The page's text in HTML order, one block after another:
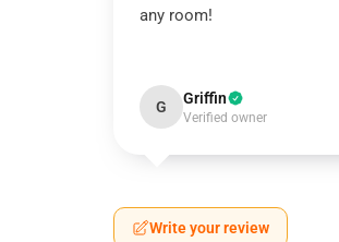
any room!
G Griffin
Verified owner
Write your review